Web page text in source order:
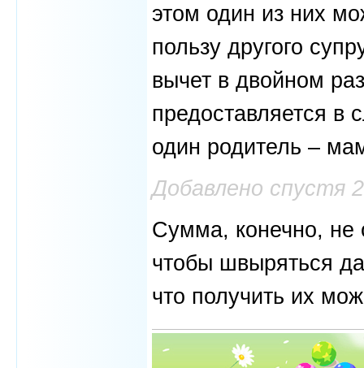
этом один из них
пользу другого
вычет в двойном
предоставляется в
один родитель –
Добавлено спустя
Сумма, конечно, не
чтобы швыряться
что получить их